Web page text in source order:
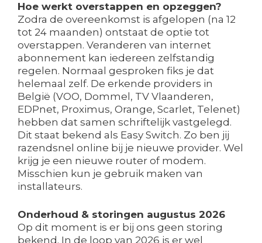
Hoe werkt overstappen en opzeggen?
Zodra de overeenkomst is afgelopen (na 12
tot 24 maanden) ontstaat de optie tot
overstappen. Veranderen van internet
abonnement kan iedereen zelfstandig
regelen. Normaal gesproken fiks je dat
helemaal zelf. De erkende providers in
België (VOO, Dommel, TV Vlaanderen,
EDPnet, Proximus, Orange, Scarlet, Telenet)
hebben dat samen schriftelijk vastgelegd.
Dit staat bekend als Easy Switch. Zo ben jij
razendsnel online bij je nieuwe provider. Wel
krijg je een nieuwe router of modem.
Misschien kun je gebruik maken van
installateurs.
Onderhoud & storingen augustus 2026
Op dit moment is er bij ons geen storing
bekend. In de loop van 2026 is er wel